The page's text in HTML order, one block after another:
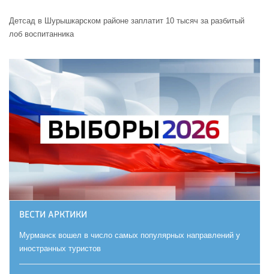
Детсад в Шурышкарском районе заплатит 10 тысяч за разбитый
лоб воспитанника
ВЕСТИ АРКТИКИ
Мурманск вошел в число самых популярных направлений у
иностранных туристов